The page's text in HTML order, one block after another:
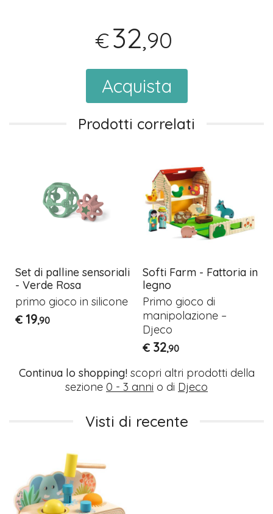
€32,90
Acquista
Prodotti correlati
Set di palline sensoriali
- Verde Rosa
primo gioco in silicone
€ 19,90
Softi Farm - Fattoria in
legno
Primo gioco di
manipolazione –
Djeco
€ 32,90
Continua lo shopping!scopri altri prodotti della
sezione 0 - 3 anni o di Djeco
Visti di recente